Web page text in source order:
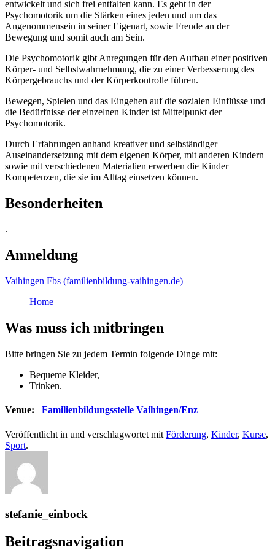
entwickelt und sich frei entfalten kann. Es geht in der
Psychomotorik um die Stärken eines jeden und um das
Angenommensein in seiner Eigenart, sowie Freude an der
Bewegung und somit auch am Sein.
Die Psychomotorik gibt Anregungen für den Aufbau einer positiven
Körper- und Selbstwahrnehmung, die zu einer Verbesserung des
Körpergebrauchs und der Körperkontrolle führen.
Bewegen, Spielen und das Eingehen auf die sozialen Einflüsse und
die Bedürfnisse der einzelnen Kinder ist Mittelpunkt der
Psychomotorik.
Durch Erfahrungen anhand kreativer und selbständiger
Auseinandersetzung mit dem eigenen Körper, mit anderen Kindern
sowie mit verschiedenen Materialien erwerben die Kinder
Kompetenzen, die sie im Alltag einsetzen können.
Besonderheiten
.
Anmeldung
Vaihingen Fbs (familienbildung-vaihingen.de)
Home
Was muss ich mitbringen
Bitte bringen Sie zu jedem Termin folgende Dinge mit:
Bequeme Kleider,
Trinken.
Venue: Familienbildungsstelle Vaihingen/Enz
Veröffentlicht in und verschlagwortet mit Förderung, Kinder, Kurse,
Sport.
stefanie_einbock
Beitragsnavigation